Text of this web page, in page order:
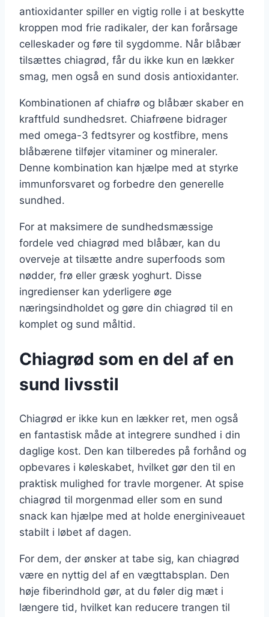
antioxidanter spiller en vigtig rolle i at beskytte
kroppen mod frie radikaler, der kan forårsage
celleskader og føre til sygdomme. Når blåbær
tilsættes chiagrød, får du ikke kun en lækker
smag, men også en sund dosis antioxidanter.
Kombinationen af chiafrø og blåbær skaber en
kraftfuld sundhedsret. Chiafrøene bidrager
med omega-3 fedtsyrer og kostfibre, mens
blåbærene tilføjer vitaminer og mineraler.
Denne kombination kan hjælpe med at styrke
immunforsvaret og forbedre den generelle
sundhed.
For at maksimere de sundhedsmæssige
fordele ved chiagrød med blåbær, kan du
overveje at tilsætte andre superfoods som
nødder, frø eller græsk yoghurt. Disse
ingredienser kan yderligere øge
næringsindholdet og gøre din chiagrød til en
komplet og sund måltid.
Chiagrød som en del af en
sund livsstil
Chiagrød er ikke kun en lækker ret, men også
en fantastisk måde at integrere sundhed i din
daglige kost. Den kan tilberedes på forhånd og
opbevares i køleskabet, hvilket gør den til en
praktisk mulighed for travle morgener. At spise
chiagrød til morgenmad eller som en sund
snack kan hjælpe med at holde energiniveauet
stabilt i løbet af dagen.
For dem, der ønsker at tabe sig, kan chiagrød
være en nyttig del af en vægttabsplan. Den
høje fiberindhold gør, at du føler dig mæt i
længere tid, hvilket kan reducere trangen til